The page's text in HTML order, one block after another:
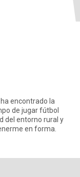
encontrado la
de jugar fútbol
del entorno rural y
en forma.